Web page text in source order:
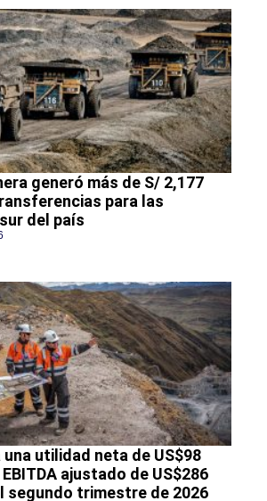
generó más de S/ 2,177
para las
del país
utilidad neta de US$98
ajustado de US$286
segundo trimestre de 2026